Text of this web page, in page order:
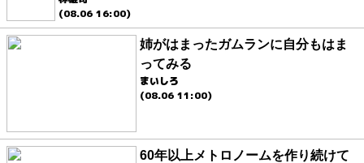
(08.06 16:00)
姉がはまったガムランに自分もはま
ってみる
まいしろ
(08.06 11:00)
60年以上メトロノームを作り続けて